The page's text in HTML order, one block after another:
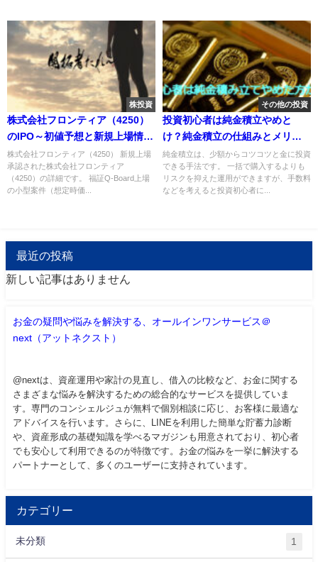
株投資
株式会社フロンティア（4250）
のIPO～初値予想と新規上場情報
～
株式会社フロンティア（4250） 新規上場
承認された株式会社フロンティア
（4250）の詳細です。 福証Q-Board上場
の小型案件（想定時価...
その他の投資
投資初心者は純金積立やめと
け？純金積立の仕組みとメリッ
ト・デメリットについて解説
純金積立は、少額からコツコツと金に投資
できる手法です。 一括で購入するよりも
リスクを抑えた運用ができますが、手数料
などを考えると投資初心者に...
最近の投稿
新しい記事はありません
お金の疑問や悩みを解決する、オールインワンサービス＠
next（アットネクスト）
@nextは、資産運用や家計の見直し、借入の比較など、お金に関する
さまざまな悩みを解決するための総合的なサービスを提供していま
す。専門のコンシェルジュが無料で個別相談に応じ、お客様に最適な
アドバイスを行います。さらに、LINEを利用した簡単な貯蓄力診断
や、資産形成の基礎知識を学べるマガジンも用意されており、初心者
でも安心して利用できるのが特徴です。お金の悩みを一挙に解決する
パートナーとして、多くのユーザーに支持されています。
カテゴリー
未分類 1